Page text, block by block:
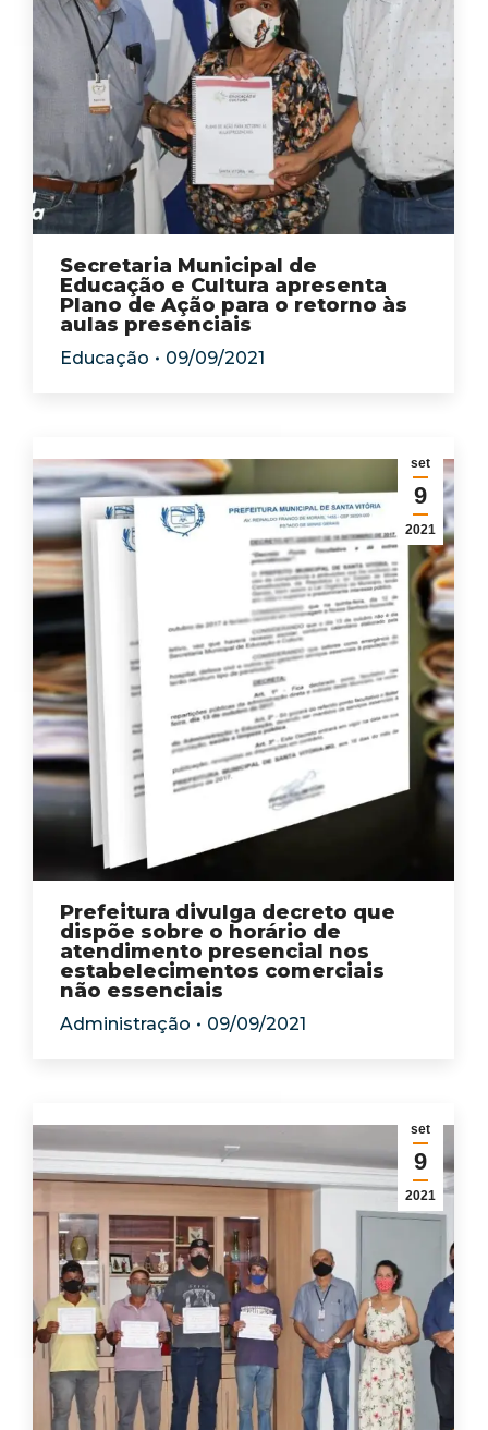
Secretaria Municipal de
Educação e Cultura apresenta
Plano de Ação para o retorno às
aulas presenciais
Educação 09/09/2021
set
9
2021
Prefeitura divulga decreto que
dispõe sobre o horário de
atendimento presencial nos
estabelecimentos comerciais
não essenciais
Administração 09/09/2021
set
9
2021